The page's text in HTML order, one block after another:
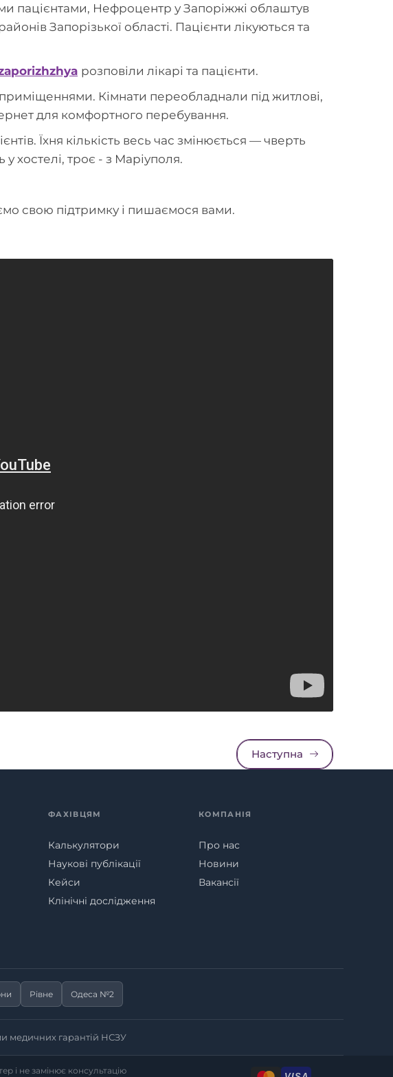
пацієнтами, Нефроцентр у Запоріжжі облаштув
Запорізької області. Пацієнти лікуються та
розповіли лікарі та пацієнти.
Кімнати переобладнали під житлові,
для комфортного перебування.
Їхня кількість весь час змінюється — чверть
хостелі, троє - з Маріуполя.
свою підтримку і пишаємося вами.
Наступна
ФАХІВЦЯМ
Калькулятори
Наукові публікації
Кейси
Клінічні дослідження
КОМПАНІЯ
Про нас
Новини
Вакансії
Рівне Одеса №2
медичних гарантій НСЗУ
і не замінює консультацію